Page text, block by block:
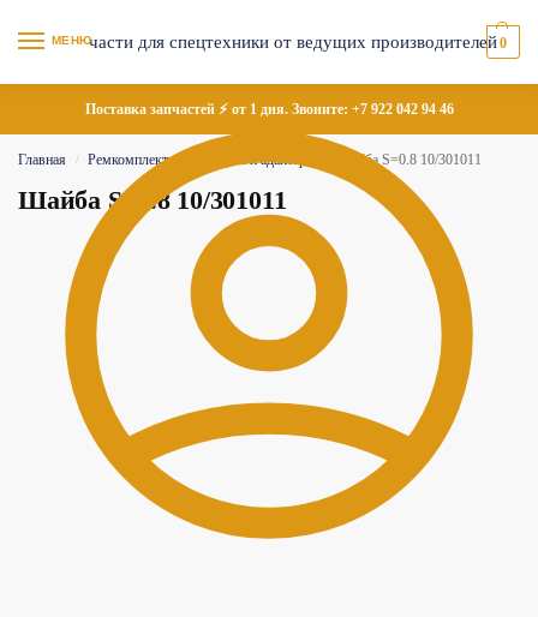
МЕНЮ 0
Поставка запчастей ⚡ от 1 дня. Звоните: +7 922 042 94 46
Главная / Ремкомплекты Муфты и адаптеры Шайба S=0.8 10/301011
Шайба S=0.8 10/301011